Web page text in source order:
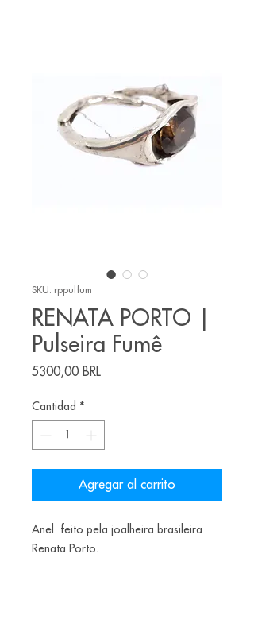
SKU: rppulfum
RENATA PORTO |
Pulseira Fumê
5300,00 BRL
Cantidad *
Agregar al carrito
Anel feito pela joalheira brasileira
Renata Porto.